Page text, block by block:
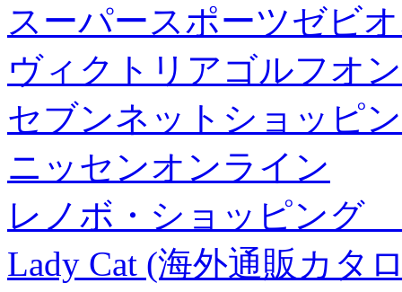
スーパースポーツゼビ
ヴィクトリアゴルフオ
セブンネットショッピ
ニッセンオンライン
レノボ・ショッピング
Lady Cat (海外通販カタ